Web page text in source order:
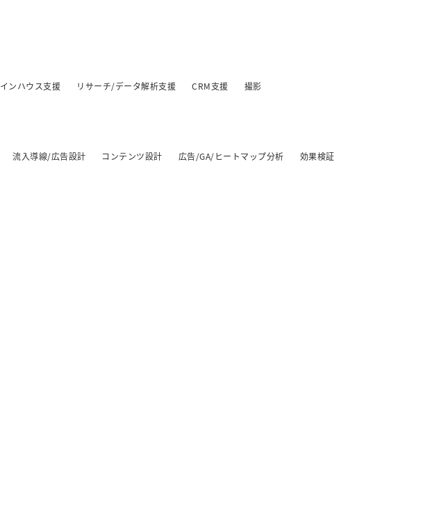
インハウス支援 リサーチ/データ解析支援 CRM支援 撮影
流入導線/広告設計 コンテンツ設計 広告/GA/ヒートマップ分析 効果検証